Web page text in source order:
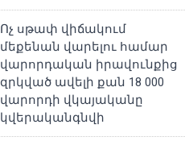
Ոչ սթափ վիճակում
մեքենան վարելու համար
վարորդական իրավունքից
զրկված ավելի քան 18 000
վարորդի վկայականը
կվերականգնվի